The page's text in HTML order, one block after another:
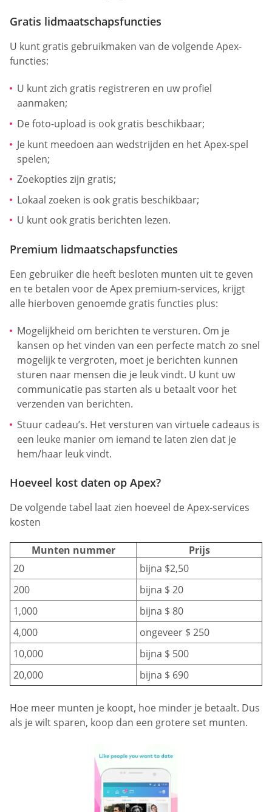
Gratis lidmaatschapsfuncties
U kunt gratis gebruikmaken van de volgende Apex-
functies:
U kunt zich gratis registreren en uw profiel
aanmaken;
De foto-upload is ook gratis beschikbaar;
Je kunt meedoen aan wedstrijden en het Apex-spel
spelen;
Zoekopties zijn gratis;
Lokaal zoeken is ook gratis beschikbaar;
U kunt ook gratis berichten lezen.
Premium lidmaatschapsfuncties
Een gebruiker die heeft besloten munten uit te geven
en te betalen voor de Apex premium-services, krijgt
alle hierboven genoemde gratis functies plus:
Mogelijkheid om berichten te versturen. Om je
kansen op het vinden van een perfecte match zo snel
mogelijk te vergroten, moet je berichten kunnen
sturen naar mensen die je leuk vindt. U kunt uw
communicatie pas starten als u betaalt voor het
verzenden van berichten.
Stuur cadeau’s. Het versturen van virtuele cadeaus is
een leuke manier om iemand te laten zien dat je
hem/haar leuk vindt.
Hoeveel kost daten op Apex?
De volgende tabel laat zien hoeveel de Apex-services
kosten
Munten nummer
Prijs
20
bijna $2,50
200
bijna $ 20
1,000
bijna $ 80
4,000
ongeveer $ 250
10,000
bijna $ 500
20,000
bijna $ 690
Hoe meer munten je koopt, hoe minder je betaalt. Dus
als je wilt sparen, koop dan een grotere set munten.